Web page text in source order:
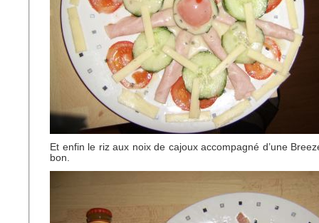
Et enfin le riz aux noix de cajoux accompagné d’une
bon.